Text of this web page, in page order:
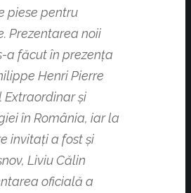
piese pentru
Prezentarea noii
a făcut în prezența
Henri Pierre
și
în România, iar la
invitați a fost și
Liviu Călin
oficială a